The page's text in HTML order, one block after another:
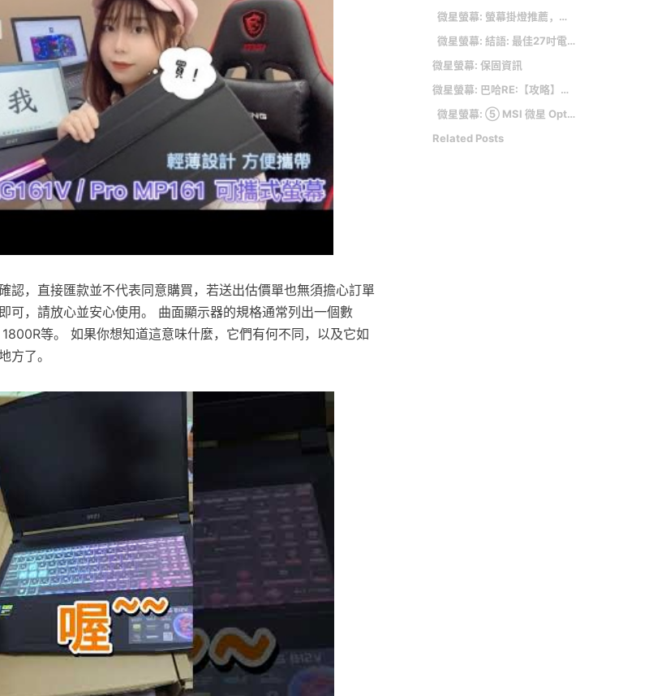
認，直接匯款並不代表同意購買，若送出估價單也無須擔心訂單
可，請放心並安心使用。 曲面顯示器的規格通常列出一個數
等。 如果你想知道這意味什麼，它們有何不同，以及它如
方了。
微星螢幕: 螢幕掛燈推薦，你找到你要的螢幕掛燈了嗎？
微星螢幕: 結語: 最佳27吋電腦螢幕我們最推這3台
微星螢幕: 保固資訊
微星螢幕: 巴哈RE:【攻略】2021 Ultrawide 21:9 曲面螢幕資訊整理, 網友討論帖 ...
微星螢幕: ⑤ MSI 微星 Optix G2412V 24吋 100Hz IPS電競螢幕
Related Posts